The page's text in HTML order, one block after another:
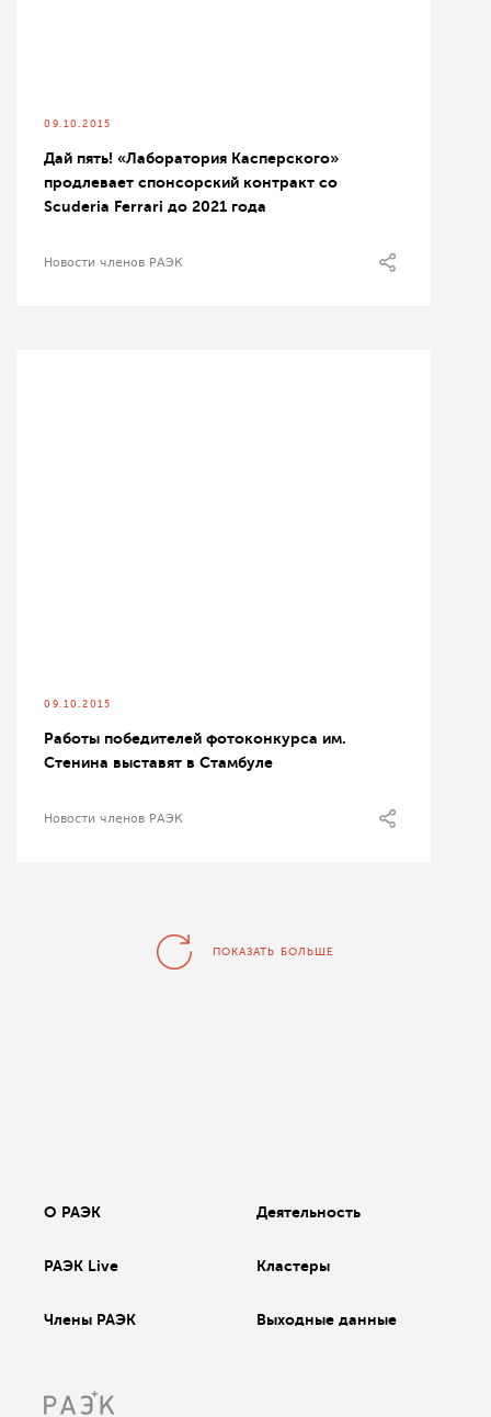
09.10.2015
Дай пять! «Лаборатория Касперского»
продлевает спонсорский контракт со
Scuderia Ferrari до 2021 года
Новости членов РАЭК
09.10.2015
Работы победителей фотоконкурса им.
Стенина выставят в Стамбуле
Новости членов РАЭК
ПОКАЗАТЬ БОЛЬШЕ
О РАЭК Деятельность
РАЭК Live Кластеры
Члены РАЭК Выходные данные